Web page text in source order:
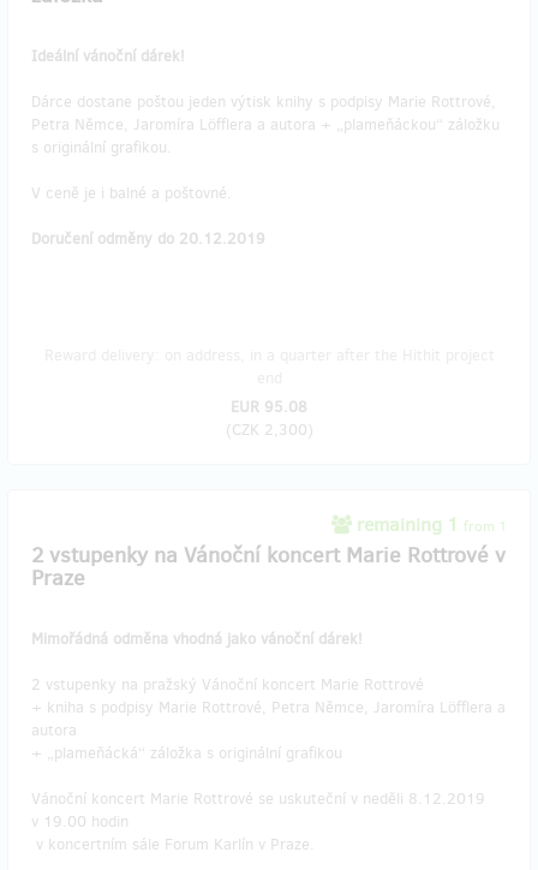
Ideální vánoční dárek!
Dárce dostane poštou jeden výtisk knihy s podpisy Marie Rottrové,
Petra Němce, Jaromíra Löfflera a autora + „plameňáckou“ záložku
s originální grafikou.
V ceně je i balné a poštovné.
Doručení odměny do 20.12.2019
EUR 95.08
(CZK 2,300)
remaining 1 from 1
2 vstupenky na Vánoční koncert Marie Rottrové v
Praze
Mimořádná odměna vhodná jako vánoční dárek!
2 vstupenky na pražský Vánoční koncert Marie Rottrové
+ kniha s podpisy Marie Rottrové, Petra Němce, Jaromíra Löfflera a
autora
+ „plameňácká“ záložka s originální grafikou
Vánoční koncert Marie Rottrové se uskuteční v neděli 8.12.2019
v 19.00 hodin
v koncertním sále Forum Karlín v Praze.